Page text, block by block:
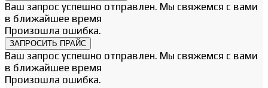
Ваш запрос успешно отправлен. Мы свяжемся с вами
в ближайшее время
Произошла ошибка.
ЗАПРОСИТЬ ПРАЙС
Ваш запрос успешно отправлен. Мы свяжемся с вами
в ближайшее время
Произошла ошибка.